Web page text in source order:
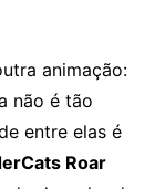
animação:
não é tão
entre elas é
Roar